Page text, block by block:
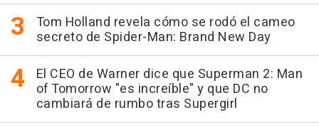
Tom Holland revela cómo se rodó el cameo
secreto de Spider-Man: Brand New Day
El CEO de Warner dice que Superman 2: Man
of Tomorrow "es increíble" y que DC no
cambiará de rumbo tras Supergirl